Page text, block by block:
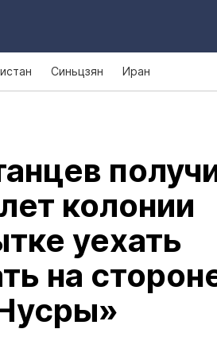
Синьцзян Иран
колонии
уехать
на